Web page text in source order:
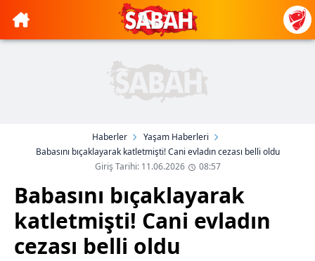
Haberler
Yaşam Haberleri
Babasını bıçaklayarak katletmişti! Cani evladın cezası belli oldu
Giriş Tarihi: 11.06.2026
08:57
Babasını bıçaklayarak
katletmişti! Cani evladın
cezası belli oldu